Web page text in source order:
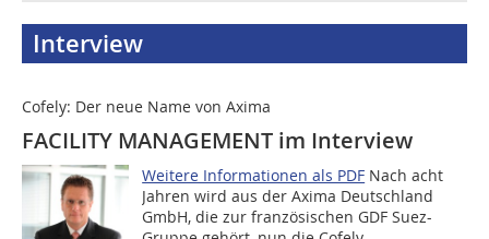
Interview
Cofely: Der neue Name von Axima
FACILITY MANAGEMENT im Interview
Weitere Informationen als PDF Nach acht
Jahren wird aus der Axima Deutschland
GmbH, die zur französischen GDF Suez-